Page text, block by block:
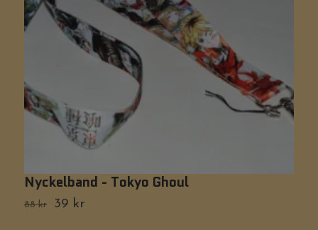
Nyckelband - Tokyo Ghoul
88 kr 39 kr